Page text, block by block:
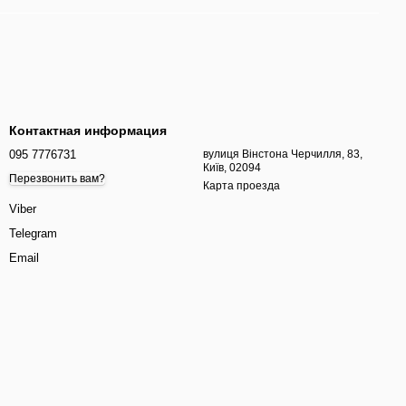
Контактная информация
095 7776731
Перезвонить вам?
Viber
Telegram
Email
вулиця Вінстона Черчилля, 83,
Київ, 02094
Карта проезда